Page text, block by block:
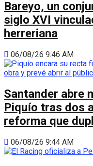
Bareyo, un
siglo XVI
herreriana
06/08/26 9:46 AM
Santander abre
Piquío tras dos
reforma que
06/08/26 9:44 AM